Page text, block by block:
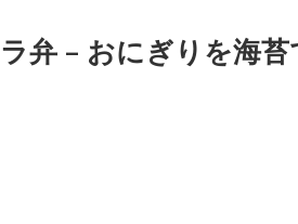
弁 – おにぎりを海